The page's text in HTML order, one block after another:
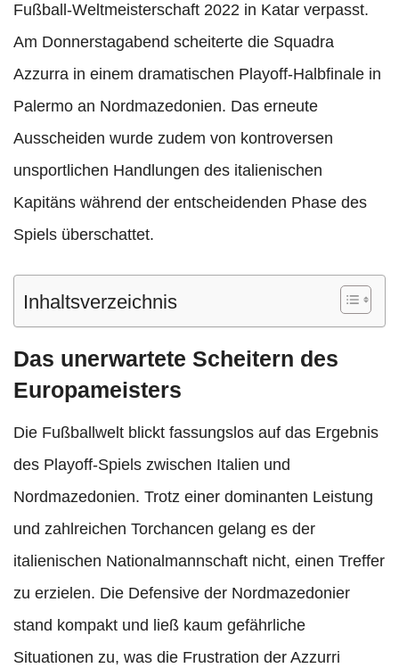
Fußball-Weltmeisterschaft 2022 in Katar verpasst.
Am Donnerstagabend scheiterte die Squadra
Azzurra in einem dramatischen Playoff-Halbfinale in
Palermo an Nordmazedonien. Das erneute
Ausscheiden wurde zudem von kontroversen
unsportlichen Handlungen des italienischen
Kapitäns während der entscheidenden Phase des
Spiels überschattet.
Inhaltsverzeichnis
Das unerwartete Scheitern des
Europameisters
Die Fußballwelt blickt fassungslos auf das Ergebnis
des Playoff-Spiels zwischen Italien und
Nordmazedonien. Trotz einer dominanten Leistung
und zahlreichen Torchancen gelang es der
italienischen Nationalmannschaft nicht, einen Treffer
zu erzielen. Die Defensive der Nordmazedonier
stand kompakt und ließ kaum gefährliche
Situationen zu, was die Frustration der Azzurri